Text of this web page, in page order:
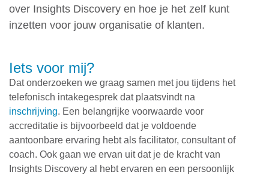
over Insights Discovery en hoe je het zelf kunt
inzetten voor jouw organisatie of klanten.
Iets voor mij?
Dat onderzoeken we graag samen met jou tijdens het
telefonisch intakegesprek dat plaatsvindt na
inschrijving. Een belangrijke voorwaarde voor
accreditatie is bijvoorbeeld dat je voldoende
aantoonbare ervaring hebt als facilitator, consultant of
coach. Ook gaan we ervan uit dat je de kracht van
Insights Discovery al hebt ervaren en een persoonlijk